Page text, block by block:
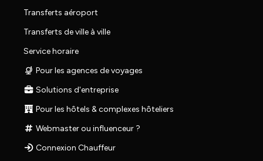
Transferts aéroport
Transferts de ville à ville
Service horaire
Pour les agences de voyages
Solutions d'entreprise
Pour les hôtels & complexes hôteliers
Webmaster ou influenceur ?
Connexion Chauffeur